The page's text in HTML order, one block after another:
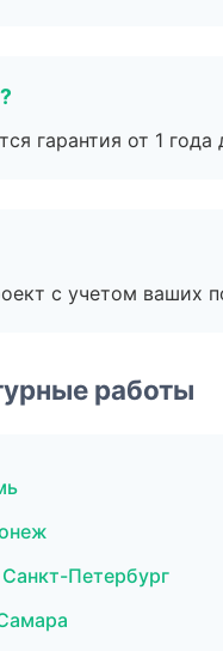
гарантия от 1
с учетом ваших
работы
Петербург